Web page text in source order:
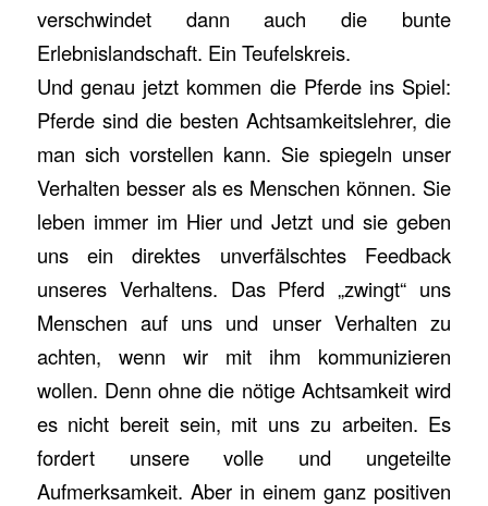
verschwindet dann auch die bunte
Erlebnislandschaft. Ein Teufelskreis.
Und genau jetzt kommen die Pferde ins Spiel:
Pferde sind die besten Achtsamkeitslehrer, die
man sich vorstellen kann. Sie spiegeln unser
Verhalten besser als es Menschen können. Sie
leben immer im Hier und Jetzt und sie geben
uns ein direktes unverfälschtes Feedback
unseres Verhaltens. Das Pferd „zwingt“ uns
Menschen auf uns und unser Verhalten zu
achten, wenn wir mit ihm kommunizieren
wollen. Denn ohne die nötige Achtsamkeit wird
es nicht bereit sein, mit uns zu arbeiten. Es
fordert unsere volle und ungeteilte
Aufmerksamkeit. Aber in einem ganz positiven